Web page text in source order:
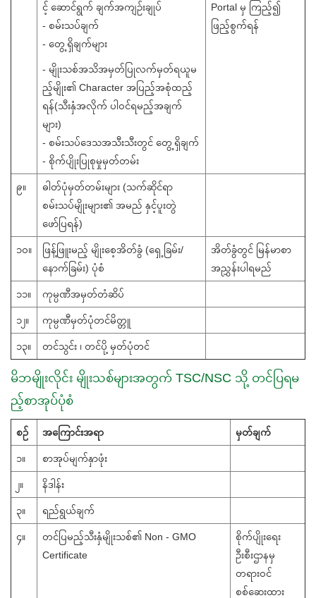
င့် ဆောင်ရွက် ချက်အကျဉ်းချုပ်
- စမ်းသပ်ချက်
- တွေ့ရှိချက်များ
- မျိုးသစ်အသိအမှတ်ပြုလက်မှတ်ရယူမ
ည့်မျိုး၏ Character အပြည့်အစုံထည့်
ရန်(သီးနှံအလိုက် ပါဝင်ရမည့်အချက်
များ)
- စမ်းသပ်ဒေသအသီးသီးတွင် တွေ့ရှိချက်
- စိုက်ပျိုးပြုစုမှုမှတ်တမ်း
Portal မှ ကြည့်၍
ဖြည့်စွက်ရန်
၉။
ဓါတ်ပုံမှတ်တမ်းများ (သက်ဆိုင်ရာ
စမ်းသပ်မျိုးများ၏ အမည် နှင့်ပူးတွဲ
ဖော်ပြရန်)
၁၀။
ဖြန့်ဖြူးမည့် မျိုးစေ့အိတ်ခွံ (ရှေ့ခြမ်း/
နောက်ခြမ်း) ပုံစံ
အိတ်ခွံတွင် မြန်မာစာ
အညွှန်းပါရမည်
၁၁။ ကုမ္ပဏီအမှတ်တံဆိပ်
၁၂။ ကုမ္ပဏီမှတ်ပုံတင်မိတ္တူ
၁၃။ တင်သွင်း ၊ တင်ပို့ မှတ်ပုံတင်
မိဘမျိုးလိုင်း မျိုးသစ်များအတွက် TSC/NSC သို့ တင်ပြရမ
ည့်စာအုပ်ပုံစံ
စဉ် အကြောင်းအရာ မှတ်ချက်
၁။ စာအုပ်မျက်နှာဖုံး
၂။ နိဒါန်း
၃။ ရည်ရွယ်ချက်
၄။
တင်ပြမည့်သီးနှံမျိုးသစ်၏ Non - GMO
Certificate
စိုက်ပျိုးရေး
ဦးစီးဌာနမှ
တရားဝင်
စစ်ဆေးထား